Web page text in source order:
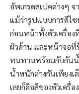
อัพเกรดสเปคต่างๆ
แม้ว่ารูปแบบการดีไซ
ก่อนหน้าทั้งตัวเครื่อ
ผิวด้าน และหน้าจอที่
ทนทานพร้อมกับกันน้
น้ำหนักต่างกันเพียง
เลยก็คือสีของตัวเครื่